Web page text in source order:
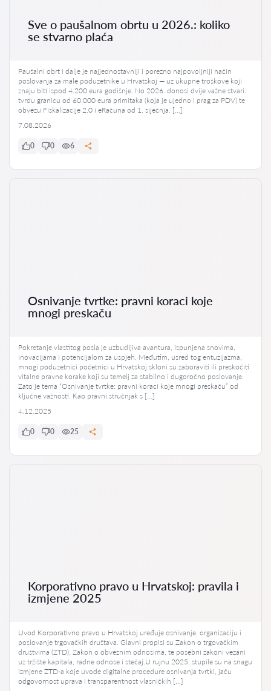
Sve o paušalnom obrtu u 2026.: koliko
se stvarno plaća
Paušalni obrt i dalje je najjednostavniji i porezno najpovoljniji način
poslovanja za male poduzetnike u Hrvatskoj — uz ukupne troškove koji
znaju biti ispod 4.200 eura godišnje. No 2026. donosi dvije važne stvari:
tvrdu granicu od 60.000 eura primitaka (koja je ujedno i prag za PDV) te
obvezu Fiskalizacije 2.0 i eRačuna od 1. siječnja. […]
7.08.2026
0 0 6
Osnivanje tvrtke: pravni koraci koje
mnogi preskaču
Pokretanje vlastitog posla je uzbudljiva avantura, ispunjena snovima,
inovacijama i potencijalom za uspjeh. Međutim, usred tog entuzijazma,
mnogi poduzetnici početnici u Hrvatskoj skloni su zaboraviti ili preskočiti
vitalne pravne korake koji su temelj za stabilno i dugoročno poslovanje.
Zato je tema “Osnivanje tvrtke: pravni koraci koje mnogi preskaču” od
ključne važnosti. Kao pravni stručnjak s […]
4.12.2025
0 0 25
Korporativno pravo u Hrvatskoj: pravila i
izmjene 2025
Uvod Korporativno pravo u Hrvatskoj uređuje osnivanje, organizaciju i
poslovanje trgovačkih društava. Glavni propisi su Zakon o trgovačkim
društvima (ZTD), Zakon o obveznim odnosima, te posebni zakoni vezani
uz tržište kapitala, radne odnose i stečaj.U rujnu 2025. stupile su na snagu
izmjene ZTD-a koje uvode digitalne procedure osnivanja tvrtki, jaču
odgovornost uprava i transparentnost vlasničkih […]